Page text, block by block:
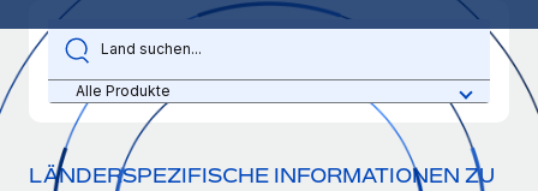
INFRASTRUKTUR
Remote Embedded
Nahtlose Integration der HR in bestehende Abläufe
Plattform
Integrierte HR-Kernfunktionen für dein Team
Mittelstand
Maßgeschneiderte HR-Lösungen, um Teams zu
vergrößern
Enterprise
Globale HR für Konzerne und Großunternehmen
LERNEN MIT REMOTE
Forschung und Leitfäden
Fallstudien
HR-Glossar
Español
Italiano
Português (Portugal)
Alle Produkte
LÄNDERSPEZIFISCHE INFORMATIONEN ZU